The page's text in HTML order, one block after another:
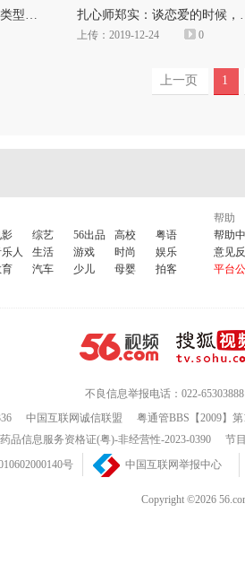
扎心师郑实：女人的五种类型，你是哪一种？ 扎心师郑实
上传：2019-12-24 0
上一页 1
影 综艺 56出品 高校
粤语
人 生活 游戏 时尚
娱乐
汽车 少儿 母婴 拍客
帮助
帮助
意见
平台
不良信息举报电话：022-65303888
中国互联网诚信联盟
粤通管BBS【2009】
品信息服务资格证(粤)-非经营性-2023-0390
节
号
中国互联网举报中心
Copyright ©2026